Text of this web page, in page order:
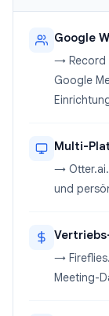
Google
→ Record
Google
Multi-
→ Otter.ai.
und
→
Meeting-